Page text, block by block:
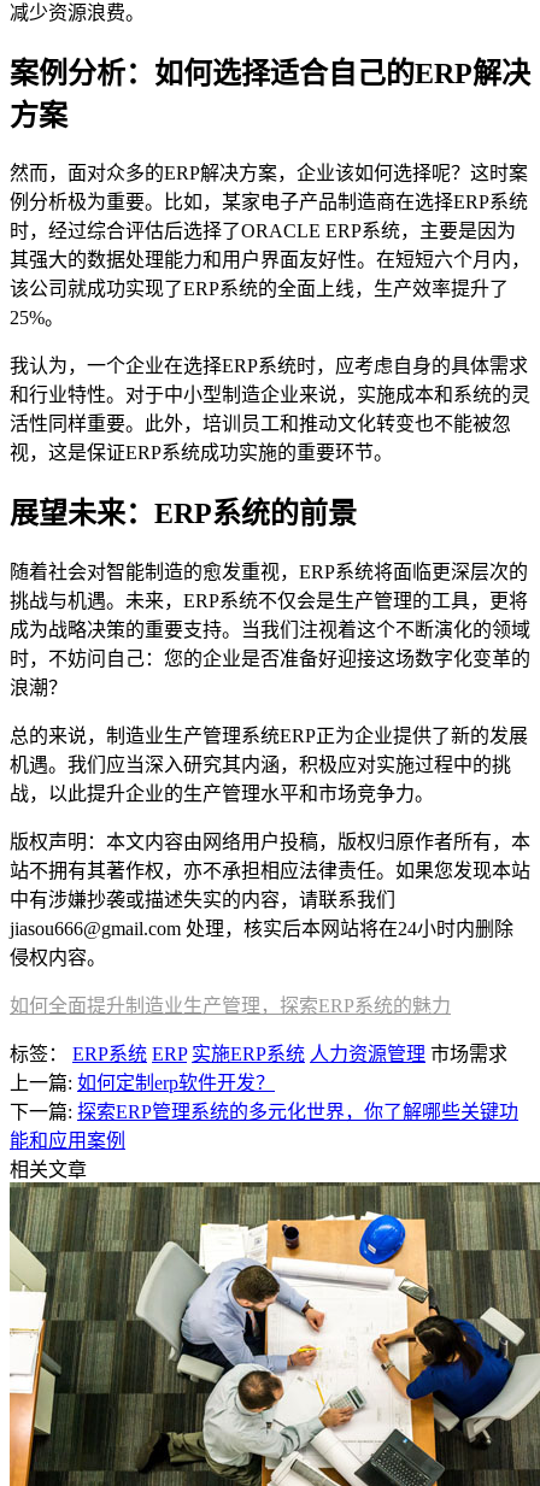
减少资源浪费。
案例分析：如何选择适合自己的ERP解决
方案
然而，面对众多的ERP解决方案，企业该如何选择呢？这时案
例分析极为重要。比如，某家电子产品制造商在选择ERP系统
时，经过综合评估后选择了ORACLE ERP系统，主要是因为
其强大的数据处理能力和用户界面友好性。在短短六个月内，
该公司就成功实现了ERP系统的全面上线，生产效率提升了
25%。
我认为，一个企业在选择ERP系统时，应考虑自身的具体需求
和行业特性。对于中小型制造企业来说，实施成本和系统的灵
活性同样重要。此外，培训员工和推动文化转变也不能被忽
视，这是保证ERP系统成功实施的重要环节。
展望未来：ERP系统的前景
随着社会对智能制造的愈发重视，ERP系统将面临更深层次的
挑战与机遇。未来，ERP系统不仅会是生产管理的工具，更将
成为战略决策的重要支持。当我们注视着这个不断演化的领域
时，不妨问自己：您的企业是否准备好迎接这场数字化变革的
浪潮？
总的来说，制造业生产管理系统ERP正为企业提供了新的发展
机遇。我们应当深入研究其内涵，积极应对实施过程中的挑
战，以此提升企业的生产管理水平和市场竞争力。
版权声明：本文内容由网络用户投稿，版权归原作者所有，本
站不拥有其著作权，亦不承担相应法律责任。如果您发现本站
中有涉嫌抄袭或描述失实的内容，请联系我们
jiasou666@gmail.com 处理，核实后本网站将在24小时内删除
侵权内容。
如何全面提升制造业生产管理，探索ERP系统的魅力
标签： ERP系统 ERP 实施ERP系统 人力资源管理 市场需求
上一篇: 如何定制erp软件开发？
下一篇: 探索ERP管理系统的多元化世界，你了解哪些关键功
能和应用案例
相关文章